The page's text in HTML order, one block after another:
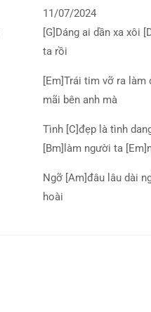
11/07/2024
[G]Dáng ai dần xa xôi
ta rồi
[Em]Trái tim vỡ ra làm
mãi bên anh mà
Tình [C]đẹp là tình
[Bm]làm người ta
Ngỡ [Am]đâu lâu dài
hoài